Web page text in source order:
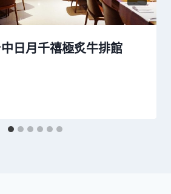
日月千禧極炙牛排館